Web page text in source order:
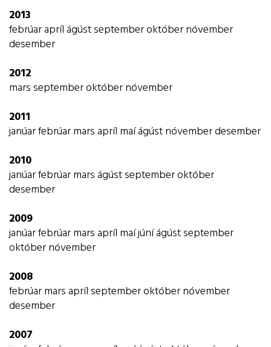
2013
febrúaraprílágústseptemberoktóbernóvember
desember
2012
marsseptemberoktóbernóvember
2011
janúarfebrúarmarsapríl maíágústnóvemberdesember
2010
janúarfebrúarmarságústseptemberoktóber
desember
2009
janúarfebrúarmarsapríl maíjúníágústseptember
októbernóvember
2008
febrúarmarsaprílseptemberoktóbernóvember
desember
2007